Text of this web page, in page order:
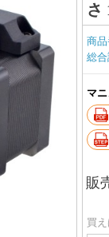
さ
商
総
マ
販
買